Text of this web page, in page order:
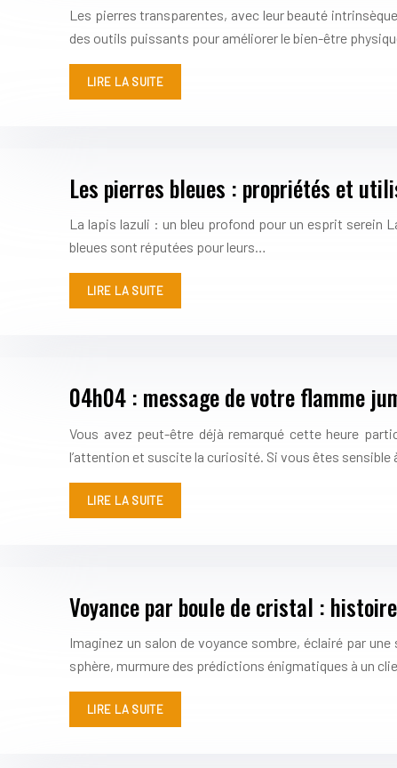
Les pierres transparentes, avec leur beauté
des outils puissants pour améliorer le bien-être
LIRE LA SUITE
Les pierres bleues : propriétés et
La lapis lazuli : un bleu profond pour un esprit serein
bleues sont réputées pour leurs…
LIRE LA SUITE
04h04 : message de votre flamme
Vous avez peut-être déjà remarqué cette heure
l’attention et suscite la curiosité. Si vous êtes sensible
LIRE LA SUITE
Voyance par boule de cristal :
Imaginez un salon de voyance sombre, éclairé par
sphère, murmure des prédictions énigmatiques à un
LIRE LA SUITE